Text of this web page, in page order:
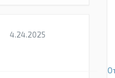
4.24.2025